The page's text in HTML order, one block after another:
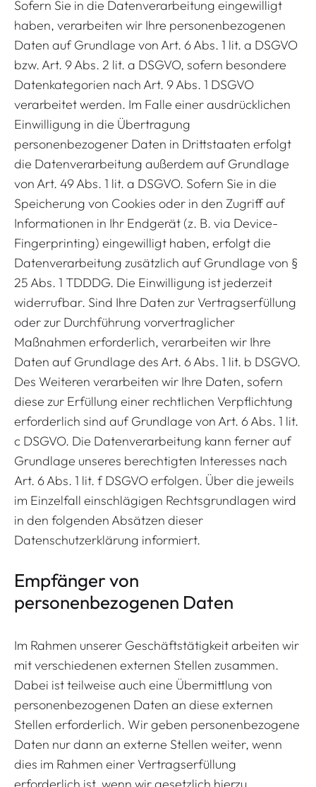
Sofern Sie in die Datenverarbeitung eingewilligt
haben, verarbeiten wir Ihre personenbezogenen
Daten auf Grundlage von Art. 6 Abs. 1 lit. a DSGVO
bzw. Art. 9 Abs. 2 lit. a DSGVO, sofern besondere
Datenkategorien nach Art. 9 Abs. 1 DSGVO
verarbeitet werden. Im Falle einer ausdrücklichen
Einwilligung in die Übertragung
personenbezogener Daten in Drittstaaten erfolgt
die Datenverarbeitung außerdem auf Grundlage
von Art. 49 Abs. 1 lit. a DSGVO. Sofern Sie in die
Speicherung von Cookies oder in den Zugriff auf
Informationen in Ihr Endgerät (z. B. via Device-
Fingerprinting) eingewilligt haben, erfolgt die
Datenverarbeitung zusätzlich auf Grundlage von §
25 Abs. 1 TDDDG. Die Einwilligung ist jederzeit
widerrufbar. Sind Ihre Daten zur Vertragserfüllung
oder zur Durchführung vorvertraglicher
Maßnahmen erforderlich, verarbeiten wir Ihre
Daten auf Grundlage des Art. 6 Abs. 1 lit. b DSGVO.
Des Weiteren verarbeiten wir Ihre Daten, sofern
diese zur Erfüllung einer rechtlichen Verpflichtung
erforderlich sind auf Grundlage von Art. 6 Abs. 1 lit.
c DSGVO. Die Datenverarbeitung kann ferner auf
Grundlage unseres berechtigten Interesses nach
Art. 6 Abs. 1 lit. f DSGVO erfolgen. Über die jeweils
im Einzelfall einschlägigen Rechtsgrundlagen wird
in den folgenden Absätzen dieser
Datenschutzerklärung informiert.
Empfänger von
personenbezogenen Daten
Im Rahmen unserer Geschäftstätigkeit arbeiten wir
mit verschiedenen externen Stellen zusammen.
Dabei ist teilweise auch eine Übermittlung von
personenbezogenen Daten an diese externen
Stellen erforderlich. Wir geben personenbezogene
Daten nur dann an externe Stellen weiter, wenn
dies im Rahmen einer Vertragserfüllung
erforderlich ist, wenn wir gesetzlich hierzu